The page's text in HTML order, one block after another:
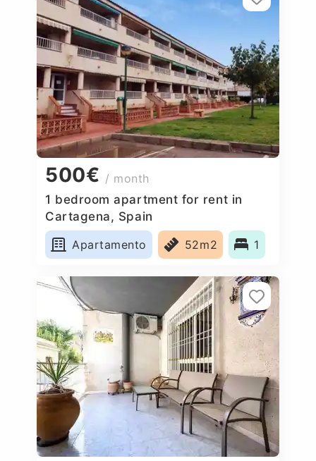
500€ / month
1 bedroom apartment for rent in
Cartagena, Spain
Apartamento
52m2 1